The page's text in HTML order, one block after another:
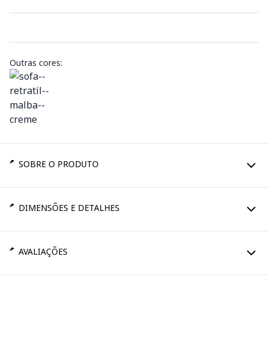
Outras cores:
SOBRE O PRODUTO
DIMENSÕES E DETALHES
AVALIAÇÕES